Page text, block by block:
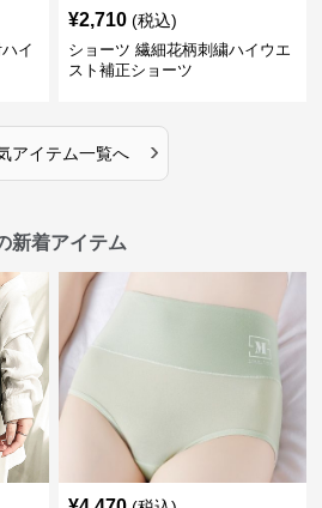
イ
¥2,710 (税込)
ショーツ 繊細花柄刺繍ハイウエ
スト補正ショーツ
アイテム一覧へ ›
新着アイテム